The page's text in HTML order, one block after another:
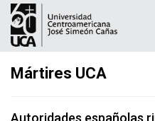
Mártires UCA
Autoridades españolas